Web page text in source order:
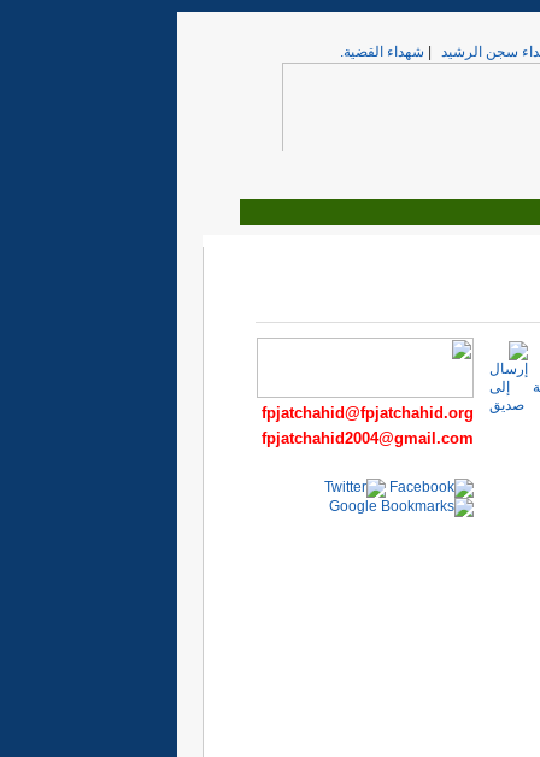
سجن الرشيد شهداء القضية.
fpjatchahid@fpjatchahid.org
fpjatchahid2004@gmail.com